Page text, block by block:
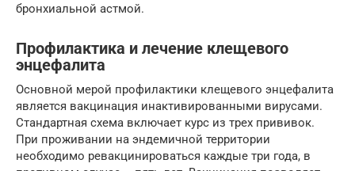
бронхиальной астмой.
Профилактика и лечение клещевого
энцефалита
Основной мерой профилактики клещевого энцефалита
является вакцинация инактивированными вирусами.
Стандартная схема включает курс из трех прививок.
При проживании на эндемичной территории
необходимо ревакцинироваться каждые три года, в